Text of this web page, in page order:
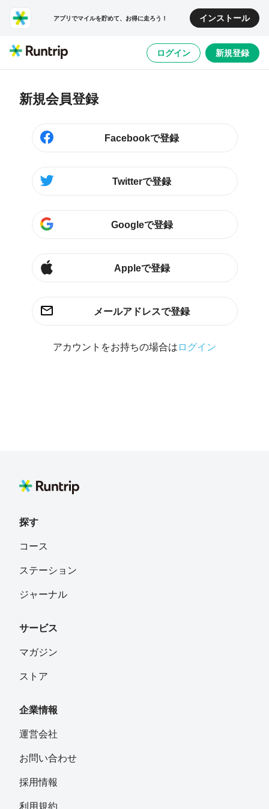
アプリでマイルを貯めて、お得に走ろう！ インストール
ログイン 新規登録
新規会員登録
Facebookで登録
Twitterで登録
Googleで登録
Appleで登録
メールアドレスで登録
アカウントをお持ちの場合は ログイン
探す
コース
ステーション
ジャーナル
サービス
マガジン
ストア
企業情報
運営会社
お問い合わせ
採用情報
利用規約